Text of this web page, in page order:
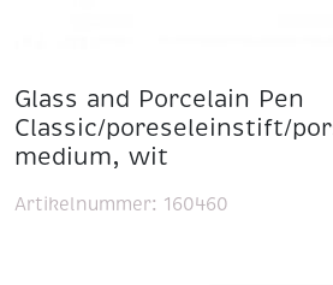
Glass and Porcelain Pen
Classic/poreseleinstift/
medium, wit
Artikelnummer: 160460